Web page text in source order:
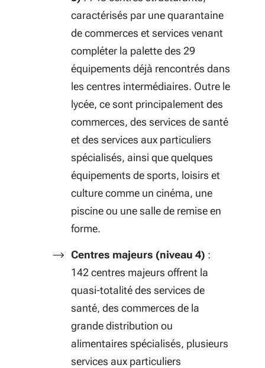
caractérisés par une quarantaine
de commerces et services venant
compléter la palette des 29
équipements déjà rencontrés dans
les centres intermédiaires. Outre le
lycée, ce sont principalement des
commerces, des services de santé
et des services aux particuliers
spécialisés, ainsi que quelques
équipements de sports, loisirs et
culture comme un cinéma, une
piscine ou une salle de remise en
forme.
Centres majeurs (niveau 4) :
142 centres majeurs offrent la
quasi-totalité des services de
santé, des commerces de la
grande distribution ou
alimentaires spécialisés, plusieurs
services aux particuliers